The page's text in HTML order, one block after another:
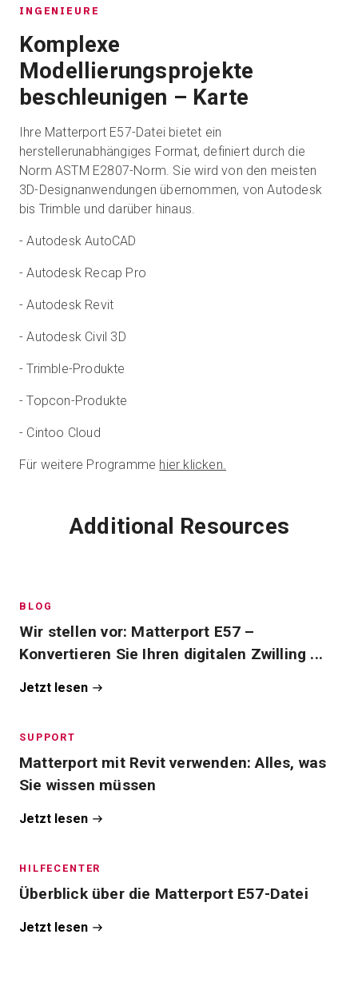
INGENIEURE
Komplexe
Modellierungsprojekte
beschleunigen – Karte
Ihre Matterport E57-Datei bietet ein
herstellerunabhängiges Format, definiert durch die
Norm ASTM E2807-Norm. Sie wird von den meisten
3D-Designanwendungen übernommen, von Autodesk
bis Trimble und darüber hinaus.
- Autodesk AutoCAD
- Autodesk Recap Pro
- Autodesk Revit
- Autodesk Civil 3D
- Trimble-Produkte
- Topcon-Produkte
- Cintoo Cloud
Für weitere Programme hier klicken.
Additional Resources
BLOG
Wir stellen vor: Matterport E57 –
Konvertieren Sie Ihren digitalen Zwilling ...
Jetzt lesen
SUPPORT
Matterport mit Revit verwenden: Alles, was
Sie wissen müssen
Jetzt lesen
HILFECENTER
Überblick über die Matterport E57-Datei
Jetzt lesen